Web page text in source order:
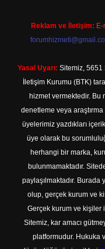
Reklam ve İletişim:
Yasal Uyarı: Sitemiz, 5651
İletişim Kurumu (BTK)
hizmet vermektedir.
denetleme veya
üyelerimiz yazdıkları
üye olarak bu
herhangi bir marka,
bulunmamaktadır.
paylaşılmaktadır.
olup, gerçek kurum ve
Gerçek kurum ve kişiler
Sitemiz, kar amacı
platformudur. Hukuka